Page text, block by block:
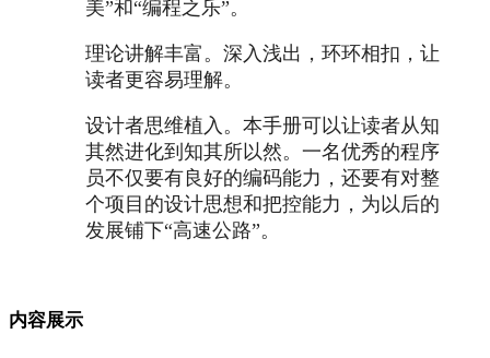
美”和“编程之乐”。
理论讲解丰富。深入浅出，环环相扣，让
读者更容易理解。
设计者思维植入。本手册可以让读者从知
其然进化到知其所以然。一名优秀的程序
员不仅要有良好的编码能力，还要有对整
个项目的设计思想和把控能力，为以后的
发展铺下“高速公路”。
内容展示